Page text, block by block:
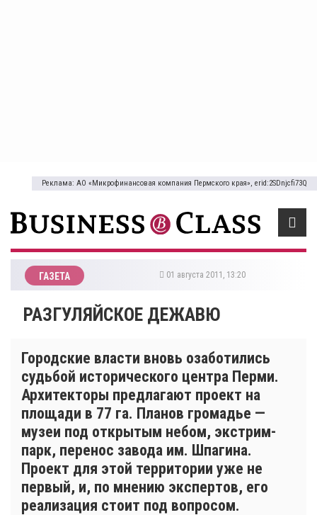
Реклама: АО «Микрофинансовая компания Пермского края», erid:2SDnjcfi73Q
ГАЗЕТА 01 августа 2011, 13:20
РАЗГУЛЯЙСКОЕ ДЕЖАВЮ
Городские власти вновь озаботились
судьбой исторического центра Перми.
Архитекторы предлагают проект на
площади в 77 га. Планов громадье —
музеи под открытым небом, экстрим-
парк, перенос завода им. Шпагина.
Проект для этой территории уже не
первый, и, по мнению экспертов, его
реализация стоит под вопросом.